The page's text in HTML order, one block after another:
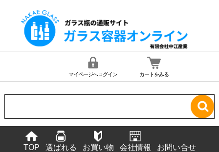
マイページへログイン カートをみる
TOP
選ばれる
お買い物
会社情報 お問い合せ